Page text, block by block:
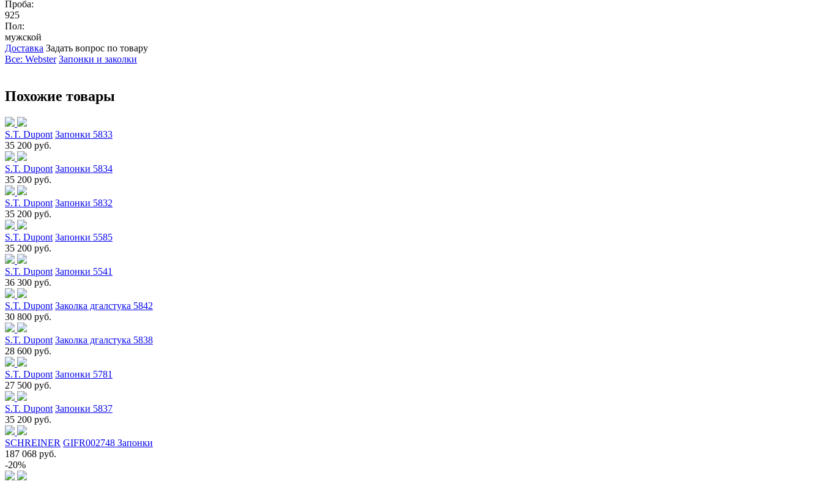
Проба:
925
Пол:
мужской
Доставка Задать вопрос по товару
Все: Webster Запонки и заколки
Похожие товары
S.T. Dupont Запонки 5833
35 200 руб.
S.T. Dupont Запонки 5834
35 200 руб.
S.T. Dupont Запонки 5832
35 200 руб.
S.T. Dupont Запонки 5585
35 200 руб.
S.T. Dupont Запонки 5541
36 300 руб.
S.T. Dupont Заколка дгалстука 5842
30 800 руб.
S.T. Dupont Заколка дгалстука 5838
28 600 руб.
S.T. Dupont Запонки 5781
27 500 руб.
S.T. Dupont Запонки 5837
35 200 руб.
SCHREINER GIFR002748 Запонки
187 068 руб.
-20%